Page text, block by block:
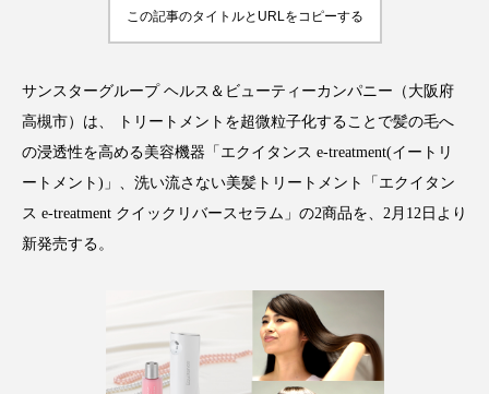
TAG LIST タグ一覧
AI B2B BeautyTech ChatGPT
Gemini Instagram SaaS
TikTok アスタキサンチン
アスレジャーコスメ
アンチソリチュード
インタビュー インナービューティー 冷え
この記事のタイトルとURLをコピーする
サンスターグループ ヘルス＆ビューティーカンパニー（大阪府
高槻市）は、 トリートメントを超微粒子化することで髪の毛へ
の浸透性を高める美容機器「エクイタンス e-treatment(イートリ
ートメント)」、洗い流さない美髪トリートメント「エクイタン
ス e-treatment クイックリバースセラム」の2商品を、2月12日より
新発売する。